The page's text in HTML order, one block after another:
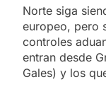
Norte siga
europeo, pero
controles
entran desde
Gales) y los